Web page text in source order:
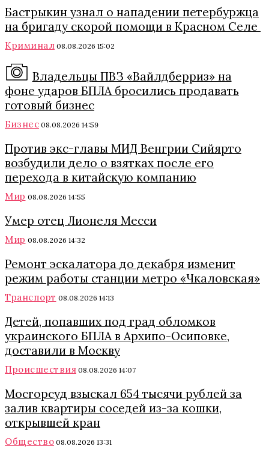
Бастрыкин узнал о нападении петербуржца
на бригаду скорой помощи в Красном Селе
Криминал 08.08.2026 15:02
Владельцы ПВЗ «Вайлдберриз» на
фоне ударов БПЛА бросились продавать
готовый бизнес
Бизнес 08.08.2026 14:59
Против экс-главы МИД Венгрии Сийярто
возбудили дело о взятках после его
перехода в китайскую компанию
Мир 08.08.2026 14:55
Умер отец Лионеля Месси
Мир 08.08.2026 14:32
Ремонт эскалатора до декабря изменит
режим работы станции метро «Чкаловская»
Транспорт 08.08.2026 14:13
Детей, попавших под град обломков
украинского БПЛА в Архипо-Осиповке,
доставили в Москву
Происшествия 08.08.2026 14:07
Мосгорсуд взыскал 654 тысячи рублей за
залив квартиры соседей из-за кошки,
открывшей кран
Общество 08.08.2026 13:31